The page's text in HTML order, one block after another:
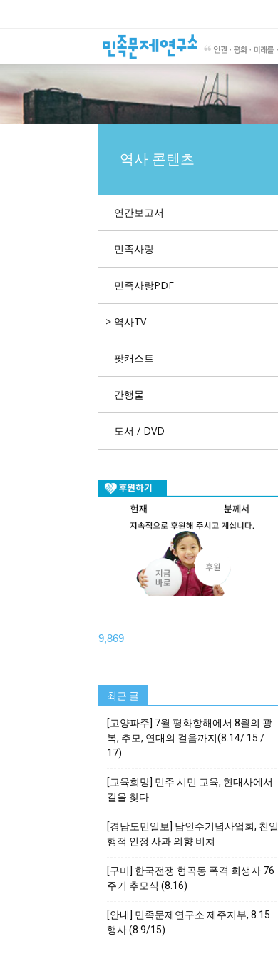
역사 콘텐츠
연간보고서
민족사랑
민족사랑PDF
역사TV
팟캐스트
간행물
도서 / DVD
9,869
최근 글
[고양파주] 7월 평화항해에서 8월의 광
복, 추모, 연대의 걸음까지(8.14/ 15 /
17)
[교육희망] 민주 시민 교육, 현대사에서
길을 찾다
[경남도민일보] 남인수기념사업회, 친일
행적 인정·사과 의향 비쳐
[구미] 한국전쟁 형곡동 폭격 희생자 76
주기 추모식 (8.16)
[안내] 민족문제연구소 제주지부, 8.15
행사 (8.9/15)